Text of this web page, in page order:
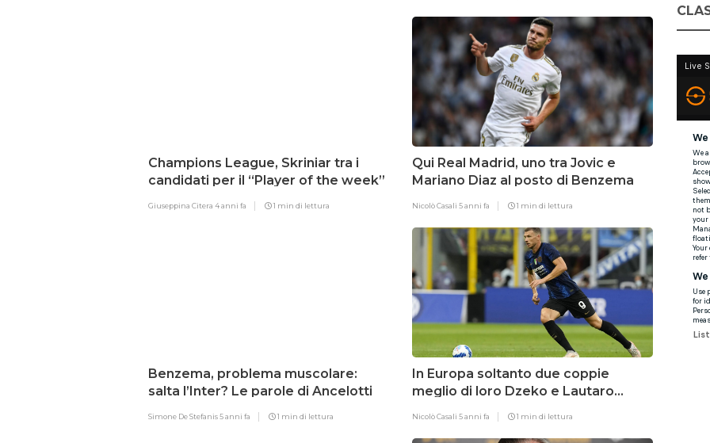
Champions League, Skriniar tra i
candidati per il “Player of the week”
Giuseppina Citera 4 anni fa 1 min di lettura
Qui Real Madrid, uno tra Jovic e
Mariano Diaz al posto di Benzema
Nicolò Casali5 anni fa 1 min di lettura
Benzema, problema muscolare:
salta l’Inter? Le parole di Ancelotti
Simone De Stefanis5 anni fa 1 min di lettura
In Europa soltanto due coppie
meglio di loro Dzeko e Lautaro
Nicolò Casali5 anni fa 1 min di lettura